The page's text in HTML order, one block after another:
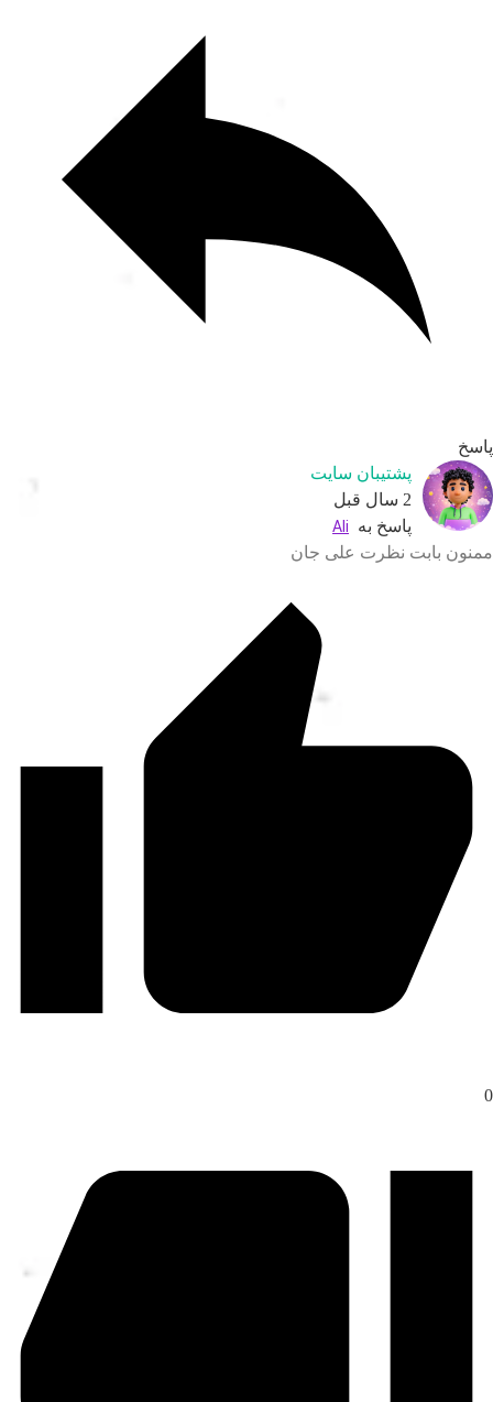
پشتیبان سایت
2 سال قبل
پاسخ به Ali
بابت نظرت علی جان